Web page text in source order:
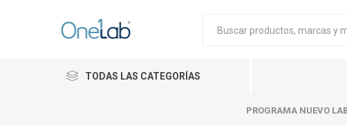
TODAS LAS CATEGORÍAS
PROGRAMA NUEVO